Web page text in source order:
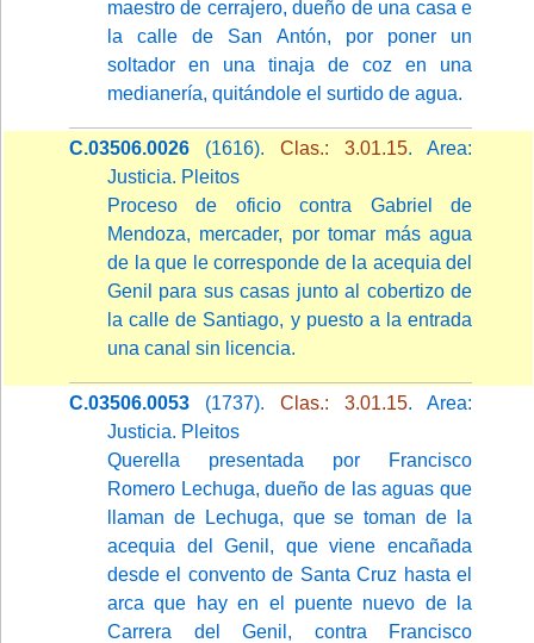
maestro de cerrajero, dueño de una casa e
la calle de San Antón, por poner un
soltador en una tinaja de coz en una
medianería, quitándole el surtido de agua.
C.03506.0026 (1616). Clas.: 3.01.15. Area:
Justicia. Pleitos
Proceso de oficio contra Gabriel de
Mendoza, mercader, por tomar más agua
de la que le corresponde de la acequia del
Genil para sus casas junto al cobertizo de
la calle de Santiago, y puesto a la entrada
una canal sin licencia.
C.03506.0053 (1737). Clas.: 3.01.15. Area:
Justicia. Pleitos
Querella presentada por Francisco
Romero Lechuga, dueño de las aguas que
llaman de Lechuga, que se toman de la
acequia del Genil, que viene encañada
desde el convento de Santa Cruz hasta el
arca que hay en el puente nuevo de la
Carrera del Genil, contra Francisco